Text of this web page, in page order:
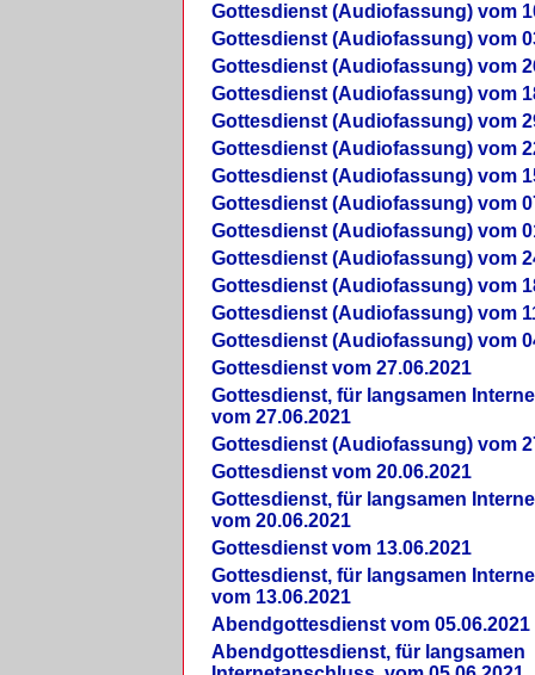
Gottesdienst (Audiofassung) vom
Gottesdienst (Audiofassung) vom
Gottesdienst (Audiofassung) vom
Gottesdienst (Audiofassung) vom
Gottesdienst (Audiofassung) vom
Gottesdienst (Audiofassung) vom
Gottesdienst (Audiofassung) vom
Gottesdienst (Audiofassung) vom
Gottesdienst (Audiofassung) vom
Gottesdienst (Audiofassung) vom
Gottesdienst (Audiofassung) vom
Gottesdienst (Audiofassung) vom
Gottesdienst (Audiofassung) vom
Gottesdienst vom 27.06.2021
Gottesdienst, für langsamen
vom 27.06.2021
Gottesdienst (Audiofassung) vom
Gottesdienst vom 20.06.2021
Gottesdienst, für langsamen
vom 20.06.2021
Gottesdienst vom 13.06.2021
Gottesdienst, für langsamen
vom 13.06.2021
Abendgottesdienst vom 05.06.2021
Abendgottesdienst, für langsamen